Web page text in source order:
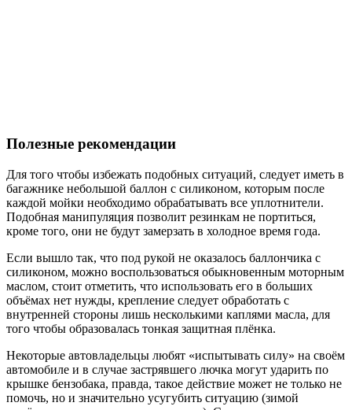
Полезные рекомендации
Для того чтобы избежать подобных ситуаций, следует иметь в
багажнике небольшой баллон с силиконом, которым после
каждой мойки необходимо обрабатывать все уплотнители.
Подобная манипуляция позволит резинкам не портиться,
кроме того, они не будут замерзать в холодное время года.
Если вышло так, что под рукой не оказалось баллончика с
силиконом, можно воспользоваться обыкновенным моторным
маслом, стоит отметить, что использовать его в больших
объёмах нет нужды, крепление следует обработать с
внутренней стороны лишь несколькими каплями масла, для
того чтобы образовалась тонкая защитная плёнка.
Некоторые автовладельцы любят «испытывать силу» на своём
автомобиле и в случае застрявшего лючка могут ударить по
крышке бензобака, правда, такое действие может не только не
помочь, но и значительно усугубить ситуацию (зимой